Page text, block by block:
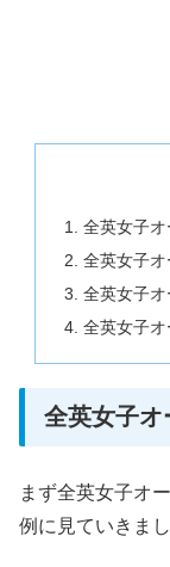
全英女子
全英女子
全英女子
全英女子
全英女子オ
まず全英女子オ
例に見ていきまし